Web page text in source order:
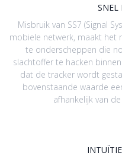
SNEL
Misbruik van SS7 (Signal
mobiele netwerk, maakt het
te onderscheppen die
slachtoffer te hacken
dat de tracker wordt
bovenstaande waarde
afhankelijk van